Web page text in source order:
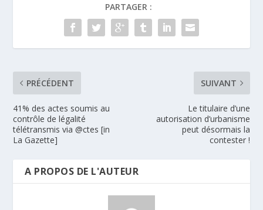
PARTAGER :
PRÉCÉDENT
41% des actes soumis au
contrôle de légalité
télétransmis via @ctes [in
La Gazette]
SUIVANT
Le titulaire d’une
autorisation d’urbanisme
peut désormais la
contester !
A PROPOS DE L'AUTEUR